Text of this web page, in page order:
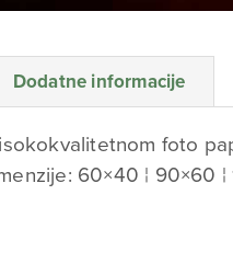
Dodatne informacije
foto
60×40 ¦ 90×60 ¦